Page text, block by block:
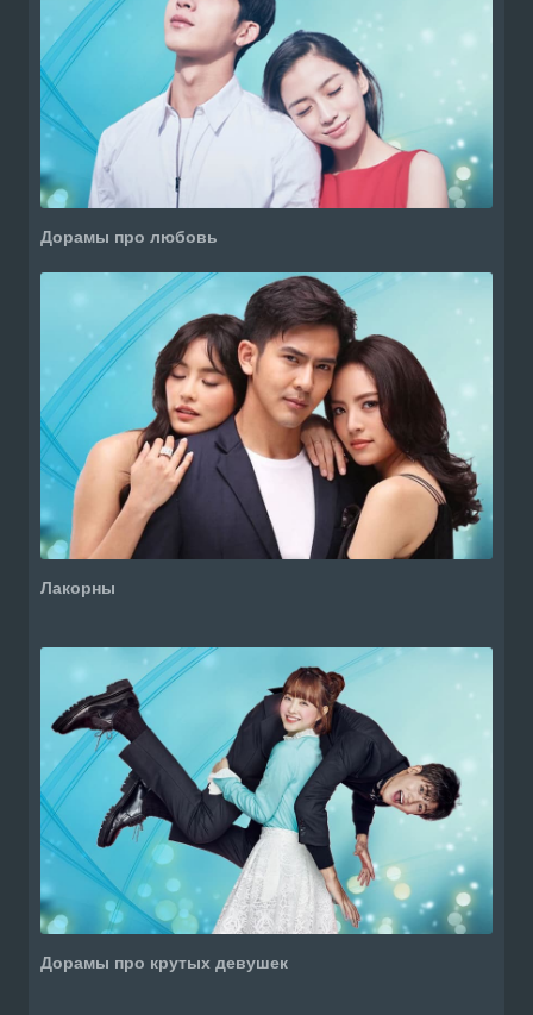
Дорамы про любовь
Лакорны
Дорамы про крутых девушек